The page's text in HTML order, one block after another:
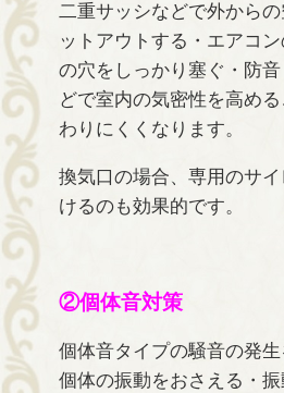
二重サッシなどで外から
ットアウトする・エアコ
の穴をしっかり塞ぐ・防
どで室内の気密性を高め
わりにくくなります。
換気口の場合、専用のサ
けるのも効果的です。
②個体音対策
個体音タイプの騒音の発
個体の振動をおさえる・